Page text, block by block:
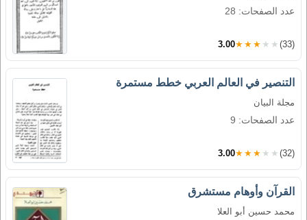
عدد الصفحات: 28
3.00★★★★★ (33)
التنصير في العالم العربي خطط مستمرة
مجلة البيان
عدد الصفحات: 9
3.00★★★★★ (32)
القرآن وأوهام مستشرق
محمد حسين أبو العلا